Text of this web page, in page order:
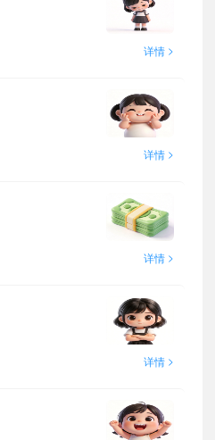
详情 >
详情 >
详情 >
详情 >